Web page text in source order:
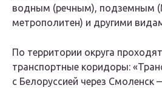
водным (речным), подземным
метрополитен) и другими
По территории округа
транспортные коридоры:
с Белоруссией через